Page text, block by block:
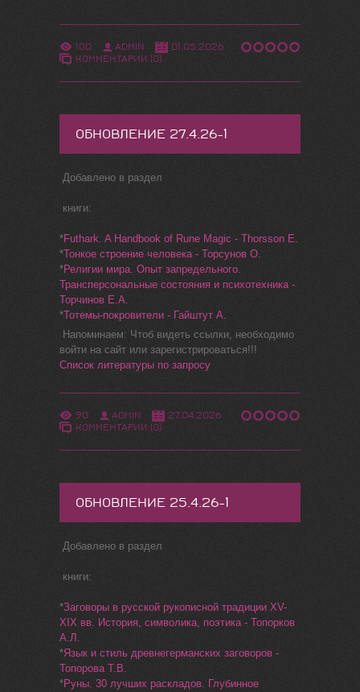
100 ADMIN
01.05.2026
КОММЕНТАРИИ (0)
ОБНОВЛЕНИЕ 27.4.26-1
Добавлено в раздел
книги:
*Futhark. A Handbook of Rune Magic - Thorsson E.
*Тонкое строение человека - Торсунов О.
*Религии мира. Опыт запредельного.
Трансперсональные состояния и психотехника -
Торчинов Е.А.
*Тотемы-покровители - Гайштут А.
Напоминаем: Чтоб видеть ссылки, необходимо
войти на сайт или зарегистрироваться!!!
Список литературы по запросу
90 ADMIN
27.04.2026
КОММЕНТАРИИ (0)
ОБНОВЛЕНИЕ 25.4.26-1
Добавлено в раздел
книги:
*Заговоры в русской рукописной традиции XV-
XIX вв. История, символика, поэтика - Топорков
А.Л.
*Язык и стиль древнегерманских заговоров -
Топорова Т.В.
*Руны. 30 лучших раскладов. Глубинное